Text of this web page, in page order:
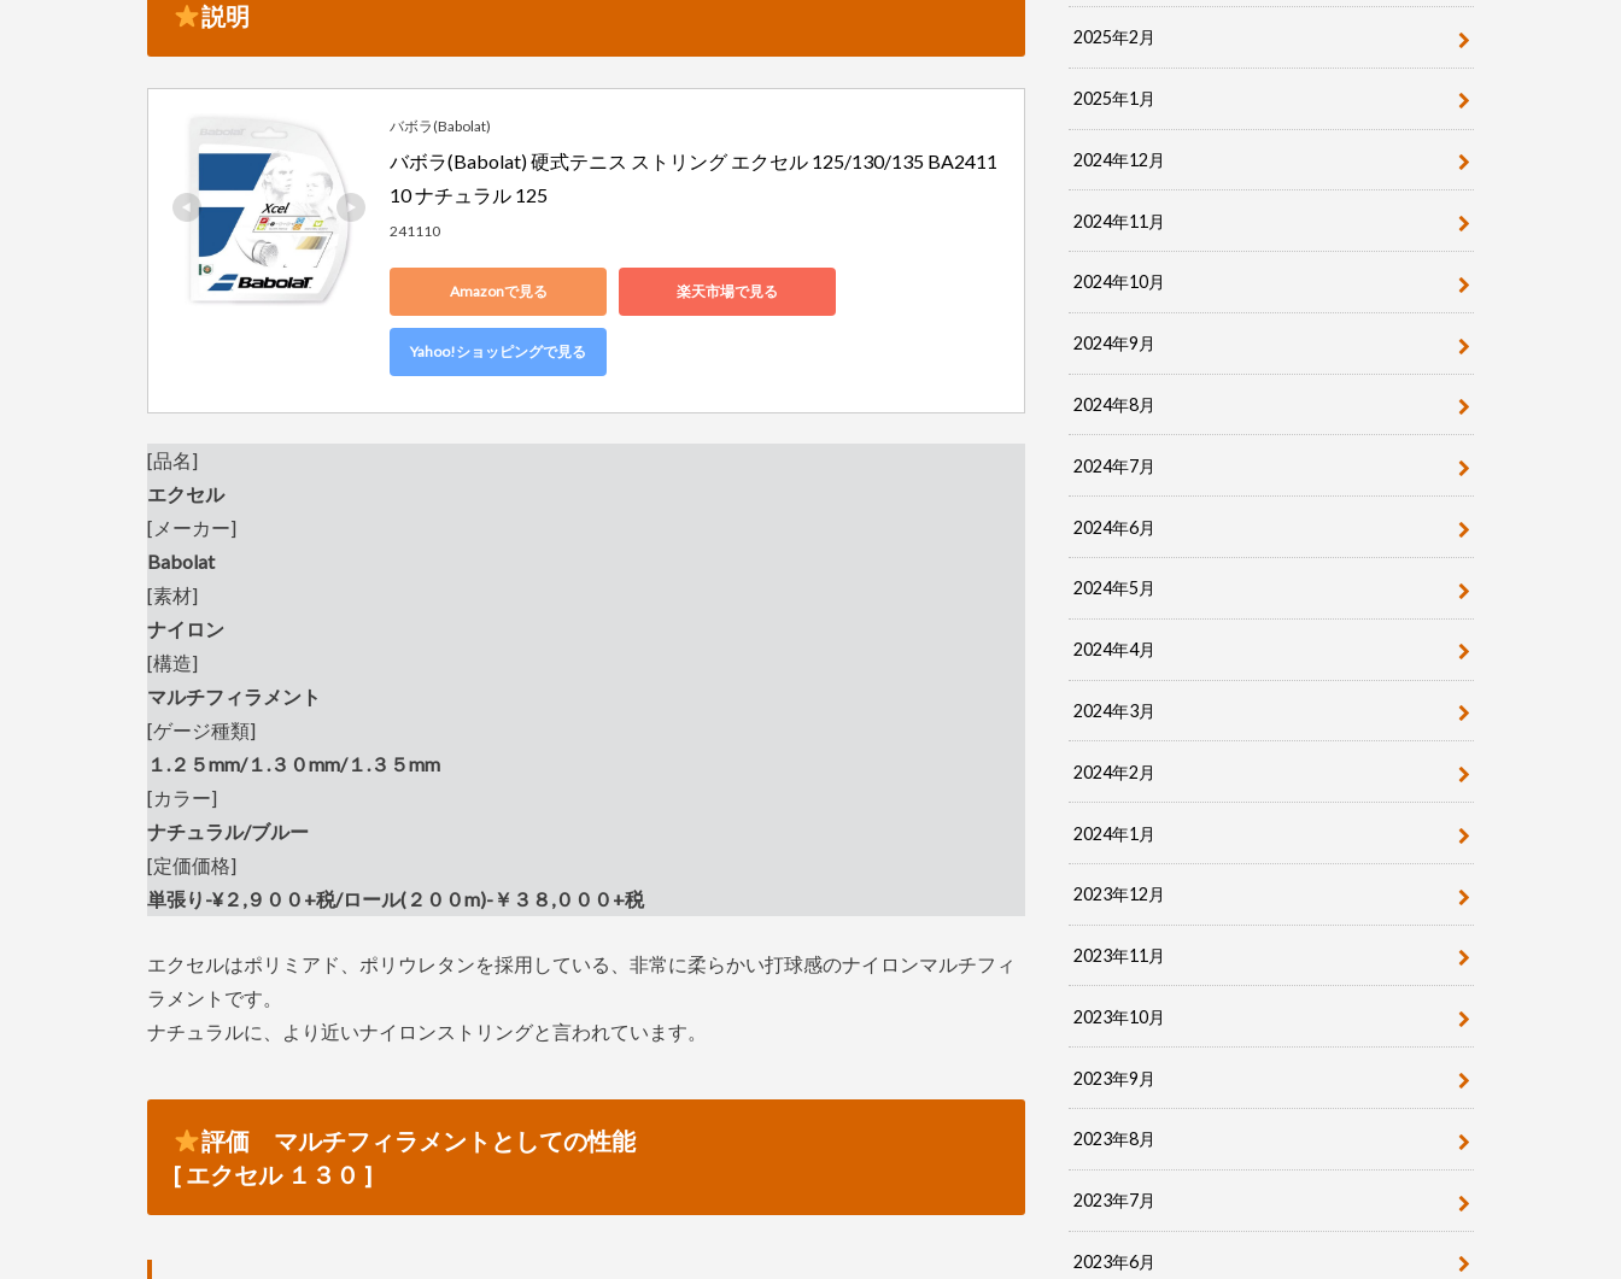
説明
バボラ(Babolat)
バボラ(Babolat) 硬式テニス ストリング エクセル 125/130/135 BA2411
10 ナチュラル 125
241110
Amazonで見る 楽天市場で見る
Yahoo!ショッピングで見る
[品名]
エクセル
[メーカー]
Babolat
[素材]
ナイロン
[構造]
マルチフィラメント
[ゲージ種類]
１.２５mm/１.３０mm/１.３５mm
[カラー]
ナチュラル/ブルー
[定価価格]
単張り-¥２,９００+税/ロール(２００m)-￥３８,０００+税
エクセルはポリミアド、ポリウレタンを採用している、非常に柔らかい打球感のナイロンマルチフィ
ラメントです。
ナチュラルに、より近いナイロンストリングと言われています。
評価 マルチフィラメントとしての性能
[ エクセル １３０ ]
2025年2月
2025年1月
2024年12月
2024年11月
2024年10月
2024年9月
2024年8月
2024年7月
2024年6月
2024年5月
2024年4月
2024年3月
2024年2月
2024年1月
2023年12月
2023年11月
2023年10月
2023年9月
2023年8月
2023年7月
2023年6月